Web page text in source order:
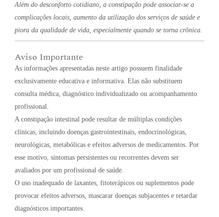
Além do desconforto cotidiano, a constipação pode associar-se a
complicações locais, aumento da utilização dos serviços de saúde e
piora da qualidade de vida, especialmente quando se torna crônica.
Aviso Importante
As informações apresentadas neste artigo possuem finalidade
exclusivamente educativa e informativa. Elas não substituem
consulta médica, diagnóstico individualizado ou acompanhamento
profissional.
A constipação intestinal pode resultar de múltiplas condições
clínicas, incluindo doenças gastrointestinais, endocrinológicas,
neurológicas, metabólicas e efeitos adversos de medicamentos. Por
esse motivo, sintomas persistentes ou recorrentes devem ser
avaliados por um profissional de saúde.
O uso inadequado de laxantes, fitoterápicos ou suplementos pode
provocar efeitos adversos, mascarar doenças subjacentes e retardar
diagnósticos importantes.